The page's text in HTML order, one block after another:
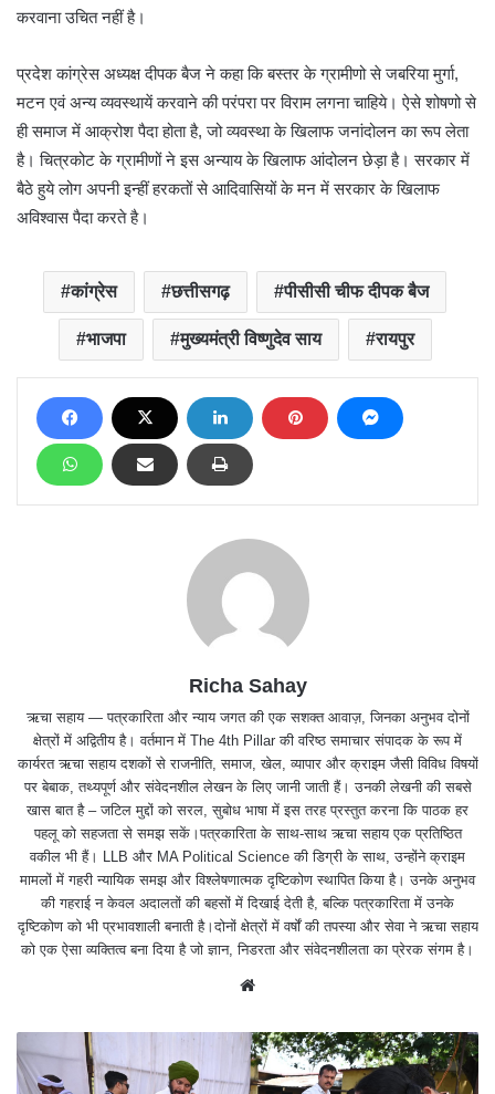
करवाना उचित नहीं है।
प्रदेश कांग्रेस अध्यक्ष दीपक बैज ने कहा कि बस्तर के ग्रामीणो से जबरिया मुर्गा,
मटन एवं अन्य व्यवस्थायें करवाने की परंपरा पर विराम लगना चाहिये। ऐसे शोषणो से
ही समाज में आक्रोश पैदा होता है, जो व्यवस्था के खिलाफ जनांदोलन का रूप लेता
है। चित्रकोट के ग्रामीणों ने इस अन्याय के खिलाफ आंदोलन छेड़ा है। सरकार में
बैठे हुये लोग अपनी इन्हीं हरकतों से आदिवासियों के मन में सरकार के खिलाफ
अविश्वास पैदा करते है।
कांग्रेस छत्तीसगढ़ पीसीसी चीफ दीपक बैज
भाजपा मुख्यमंत्री विष्णुदेव साय रायपुर
Richa Sahay
ऋचा सहाय — पत्रकारिता और न्याय जगत की एक सशक्त आवाज़, जिनका अनुभव दोनों
क्षेत्रों में अद्वितीय है। वर्तमान में The 4th Pillar की वरिष्ठ समाचार संपादक के रूप में
कार्यरत ऋचा सहाय दशकों से राजनीति, समाज, खेल, व्यापार और क्राइम जैसी विविध विषयों
पर बेबाक, तथ्यपूर्ण और संवेदनशील लेखन के लिए जानी जाती हैं। उनकी लेखनी की सबसे
खास बात है – जटिल मुद्दों को सरल, सुबोध भाषा में इस तरह प्रस्तुत करना कि पाठक हर
पहलू को सहजता से समझ सकें।पत्रकारिता के साथ-साथ ऋचा सहाय एक प्रतिष्ठित
वकील भी हैं। LLB और MA Political Science की डिग्री के साथ, उन्होंने क्राइम
मामलों में गहरी न्यायिक समझ और विश्लेषणात्मक दृष्टिकोण स्थापित किया है। उनके अनुभव
की गहराई न केवल अदालतों की बहसों में दिखाई देती है, बल्कि पत्रकारिता में उनके
दृष्टिकोण को भी प्रभावशाली बनाती है।दोनों क्षेत्रों में वर्षों की तपस्या और सेवा ने ऋचा सहाय
को एक ऐसा व्यक्तित्व बना दिया है जो ज्ञान, निडरता और संवेदनशीलता का प्रेरक संगम है।
e